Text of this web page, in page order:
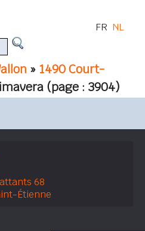
» 1490 Court-
(page : 3904)
FR NL
68
Étienne